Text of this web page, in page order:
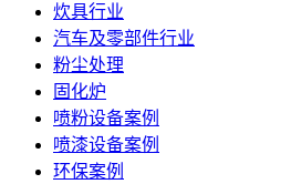
炊具行业
汽车及零部件行业
粉尘处理
固化炉
喷粉设备案例
喷漆设备案例
环保案例